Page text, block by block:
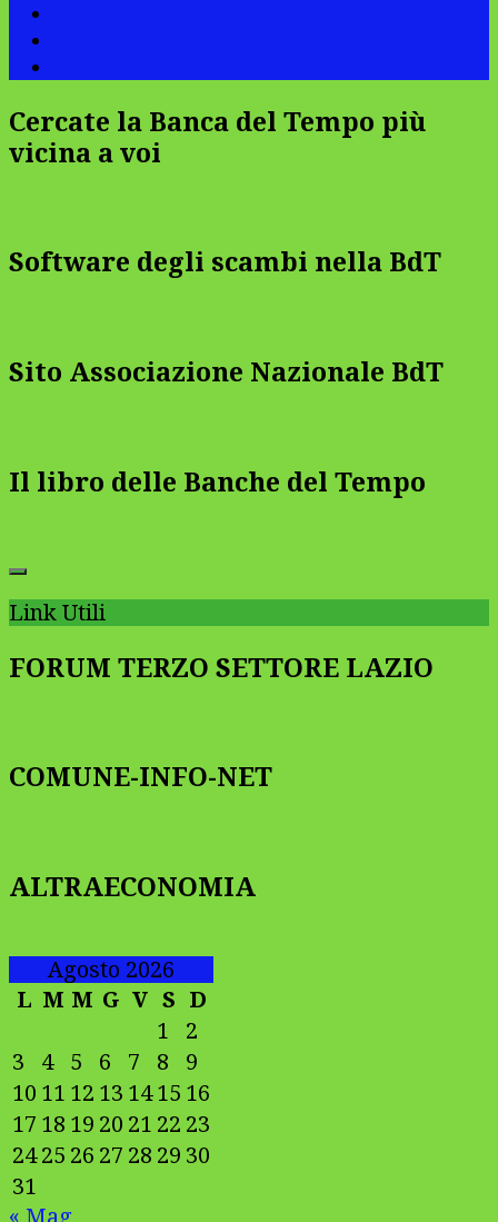
Cercate la Banca del Tempo più
vicina a voi
Software degli scambi nella BdT
Sito Associazione Nazionale BdT
Il libro delle Banche del Tempo
Link Utili
FORUM TERZO SETTORE LAZIO
COMUNE-INFO-NET
ALTRAECONOMIA
Agosto 2026
L M M G V S D
1
2
3
4 5 6 7 8
9
10 11 12 13 14 15 16
17 18 19 20 21 22 23
24 25 26 27 28 29 30
31
« Mag